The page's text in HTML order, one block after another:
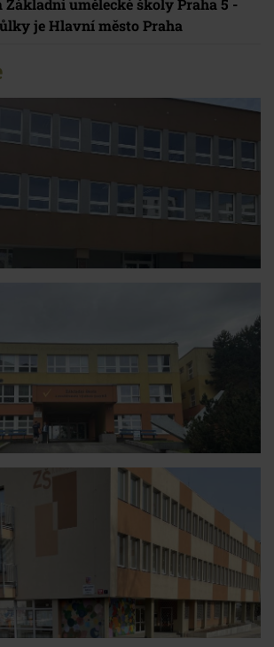
Základní umělecké školy Praha 5 -
je Hlavní město Praha